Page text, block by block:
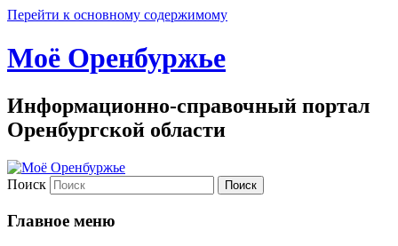
Перейти к основному содержимому
Моё Оренбуржье
Информационно-справочный портал
Оренбургской области
Поиск
Главное меню